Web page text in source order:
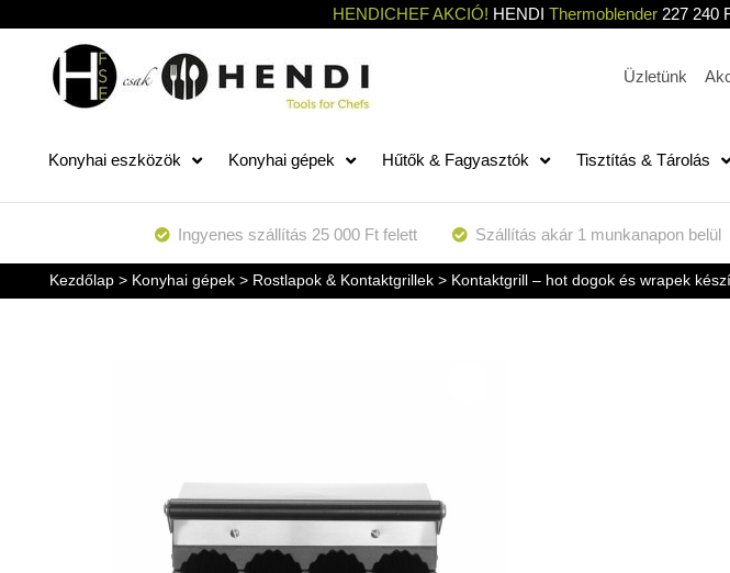
HENDICHEF AKCIÓ! HENDI Thermoblender227 240
Üzletünk
Konyhai eszközök Konyhai gépek Hűtők & Fagyasztók Tisztítás & Tárolás
Ingyenes szállítás 25 000 Ft felett Szállítás akár 1 munkanapon belül
Kezdőlap> Konyhai gépek> Rostlapok & Kontaktgrillek> Kontaktgrill – hot dogok és wrapek